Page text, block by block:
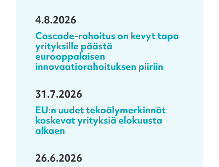
4.8.2026
Cascade-rahoitus on kevyt tapa
yrityksille päästä
eurooppalaisen
innovaatiorahoituksen piiriin
31.7.2026
EU:n uudet tekoälymerkinnät
koskevat yrityksiä elokuusta
alkaen
26.6.2026